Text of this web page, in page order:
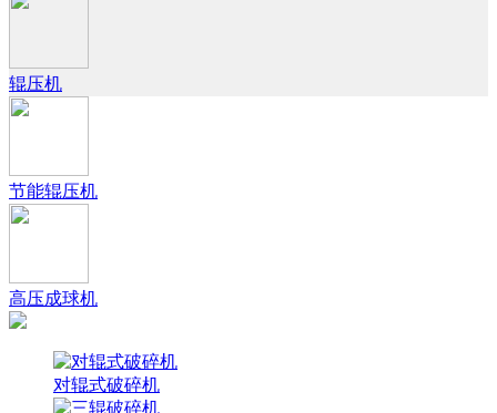
辊压机
节能辊压机
高压成球机
对辊式破碎机